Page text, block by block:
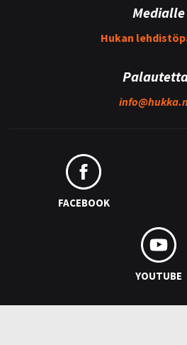
Medialle
Hukan
info@
FACEBOOK
YOUTUBE